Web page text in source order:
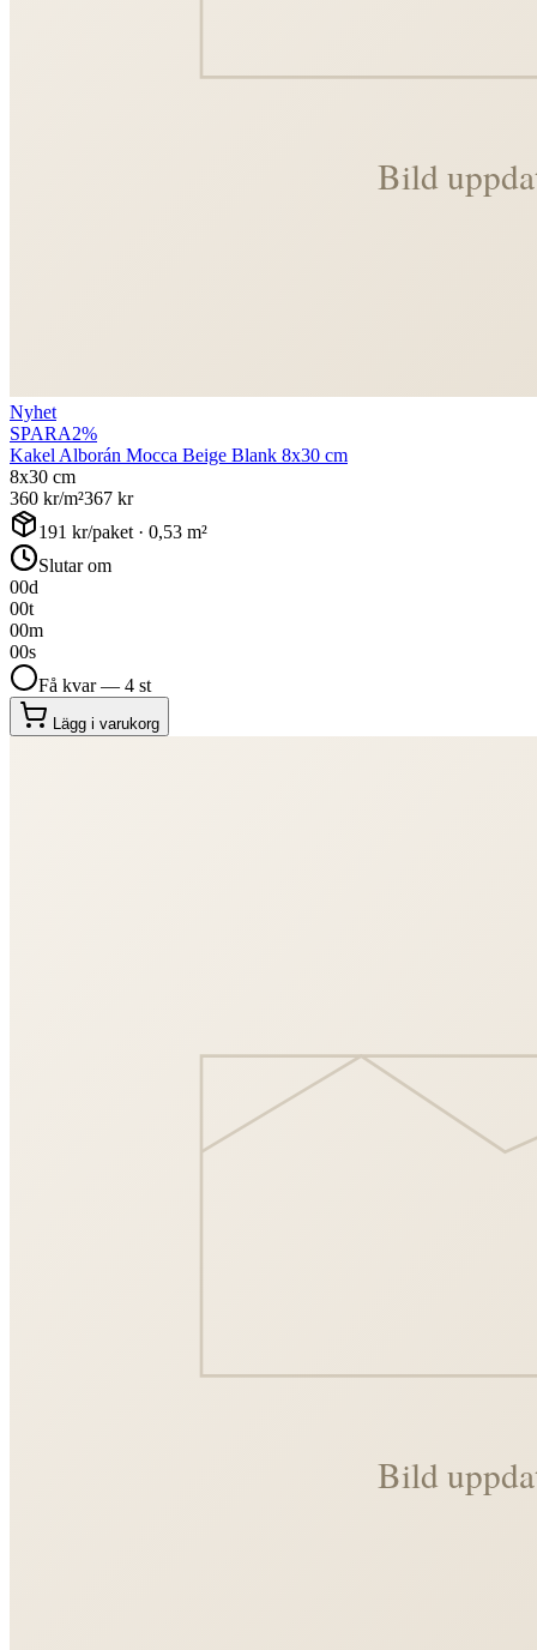
Nyhet
SPARA2%
Kakel Alborán Mocca Beige Blank 8x30 cm
8x30 cm
360 kr/m²367 kr
191 kr/paket · 0,53 m²
Slutar om
00d
00t
00m
00s
Få kvar — 4 st
Lägg i varukorg